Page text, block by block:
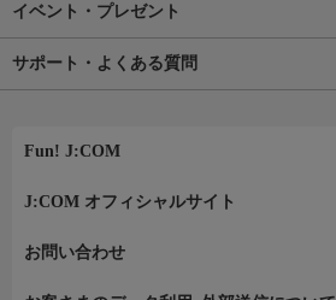
イベント・プレゼント
サポート・よくある質問
Fun! J:COM
J:COM オフィシャルサイト
お問い合わせ